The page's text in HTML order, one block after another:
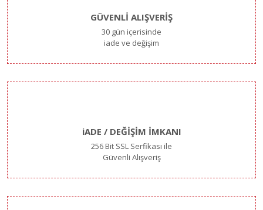
GÜVENLİ ALIŞVERİŞ
30 gün içerisinde
iade ve değişim
iADE / DEĞİŞİM İMKANI
256 Bit SSL Serfikası ile
Güvenli Alışveriş